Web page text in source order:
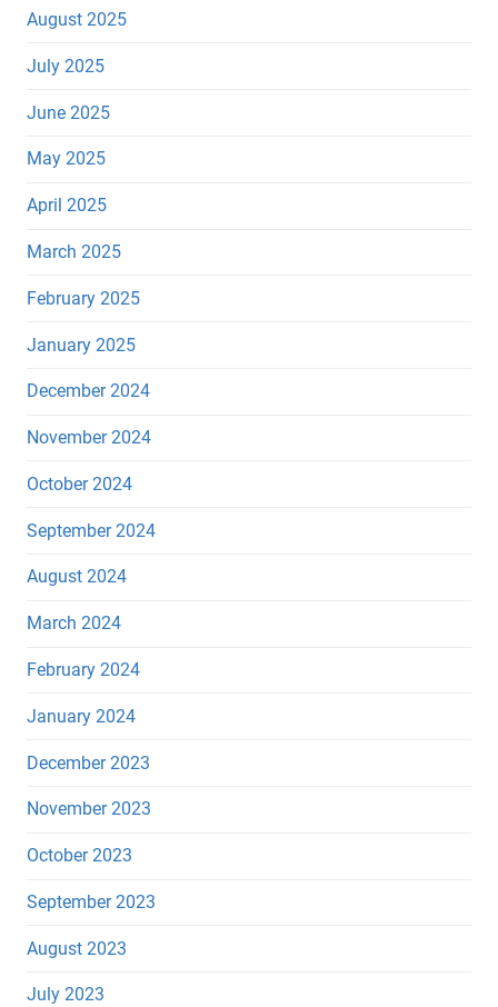
August 2025
July 2025
June 2025
May 2025
April 2025
March 2025
February 2025
January 2025
December 2024
November 2024
October 2024
September 2024
August 2024
March 2024
February 2024
January 2024
December 2023
November 2023
October 2023
September 2023
August 2023
July 2023